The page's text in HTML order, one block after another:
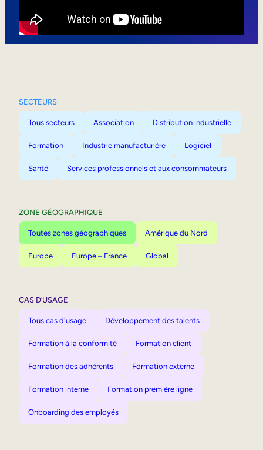
SECTEURS
Tous secteurs Association Distribution industrielle
Formation Industrie manufacturière Logiciel
Santé Services professionnels et aux consommateurs
ZONE GÉOGRAPHIQUE
Toutes zones géographiques Amérique du Nord
Europe Europe – France Global
CAS D’USAGE
Tous cas d'usage Développement des talents
Formation à la conformité Formation client
Formation des adhérents Formation externe
Formation interne Formation première ligne
Onboarding des employés